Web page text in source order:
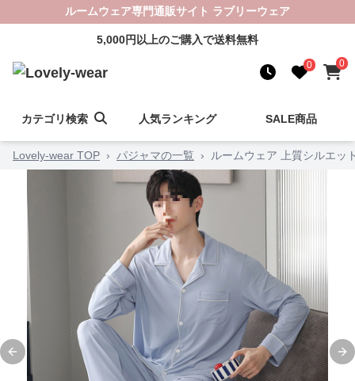
ルームウェア専門通販サイト ラブリーウェア
5,000円以上のご購入で送料無料
0 0
カテゴリ検索 人気ランキング SALE商品
Lovely-wear TOP › パジャマの一覧 › ルームウェア 上質シルエッ
Previous slide